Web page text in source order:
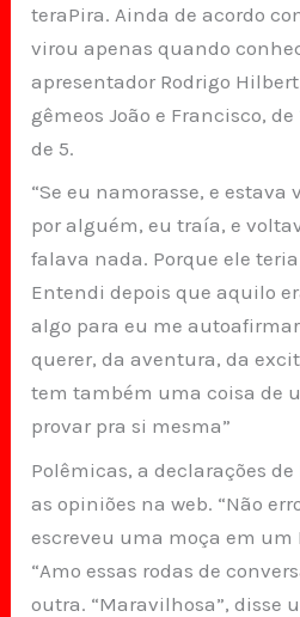
teraPira. Ainda de acordo
virou apenas quando
apresentador Rodrigo
gêmeos João e Francisco,
de 5.
“Se eu namorasse, e
por alguém, eu traía, e
falava nada. Porque ele
Entendi depois que aquilo
algo para eu me
querer, da aventura, da
tem também uma coisa de
provar pra si mesma”
Polêmicas, a declarações
as opiniões na web. “Não
escreveu uma moça em um
“Amo essas rodas de
outra. “Maravilhosa”, disse